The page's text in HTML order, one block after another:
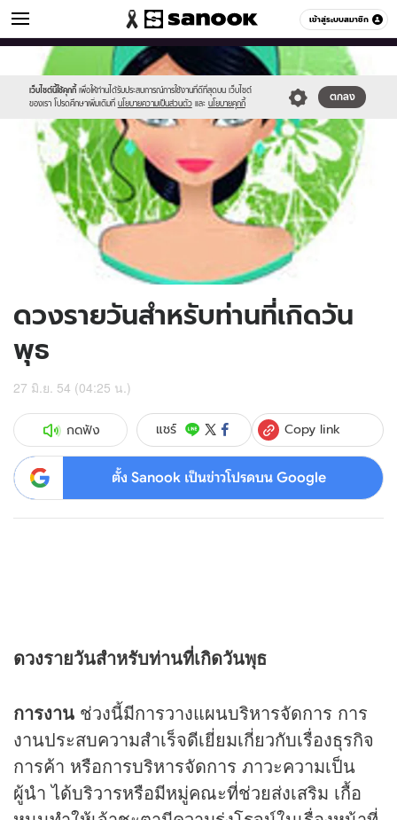
เข้าสู่ระบบสมาชิก
ดูดวง หมวดอื่นๆ
เว็บไซต์นี้ใช้คุกกี้ เพื่อให้ท่านได้รับประสบการณ์การใช้งานที่ดีที่สุดบน เว็บไซต์
ของเรา โปรดศึกษาเพิ่มเติมที่ นโยบายความเป็นส่วนตัว และ นโยบายคุกกี้
ตกลง
Sanook
//s.isanook.com/sr/0/images/logo-
sanook.png
//s.isanook.com/ho/0/ud/3/15797/170-
wed.jpg
ดวงรายวันสำหรับท่านที่เกิดวัน
พุธ
27 มิ.ย. 54 (04:25 น.)
กดฟัง แชร์ Copy link
ตั้ง Sanook เป็นข่าวโปรดบน Google
ดวงรายวันสำหรับท่านที่เกิดวันพุธ
การงาน ช่วงนี้มีการวางแผนบริหารจัดการ การ
งานประสบความสำเร็จดีเยี่ยมเกี่ยวกับเรื่องธุรกิจ
การค้า หรือการบริหารจัดการ ภาวะความเป็น
ผู้นำ ได้บริวารหรือมีหมู่คณะที่ช่วยส่งเสริม เกื้อ